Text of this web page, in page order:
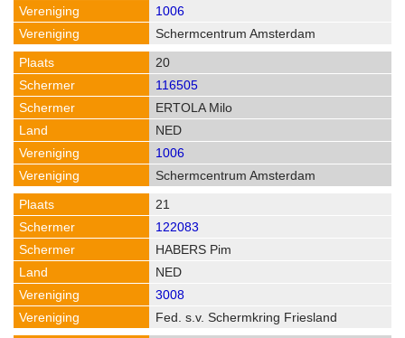
1006
Schermcentrum Amsterdam
20
116505
ERTOLA Milo
NED
1006
Schermcentrum Amsterdam
21
122083
HABERS Pim
NED
3008
Fed. s.v. Schermkring Friesland